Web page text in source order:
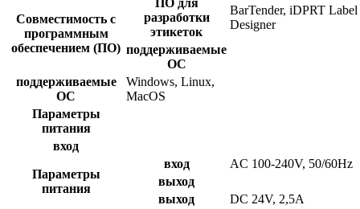
Совместимость с
программным
обеспечением (ПО)
ПО для
разработки
этикеток
BarTender, iDPRT Label
Designer
поддерживаемые
ОС
поддерживаемые
ОС
Windows, Linux,
MacOS
Параметры
питания
вход
Параметры
питания
вход
AC 100-240V, 50/60Hz
выход
выход
DC 24V, 2,5A